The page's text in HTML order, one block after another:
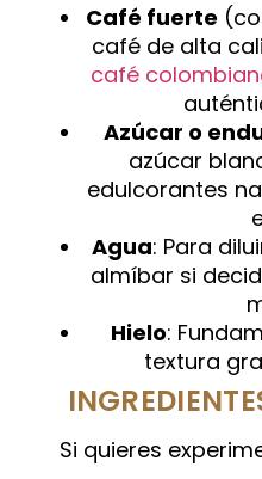
Café fuerte
café de alta
café
Azúcar o
azúcar
edulcorantes
Agua: Para
almíbar si
Hielo:
textura
Si quieres